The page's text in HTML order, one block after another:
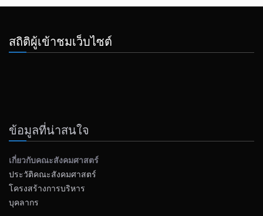
สถิติผู้เข้าชมเว็บไซต์
ข้อมูลที่น่าสนใจ
เกี่ยวกับคณะสังคมศาสตร์
ประวัติคณะสังคมศาสตร์
โครงสร้างการบริหาร
บุคลากร